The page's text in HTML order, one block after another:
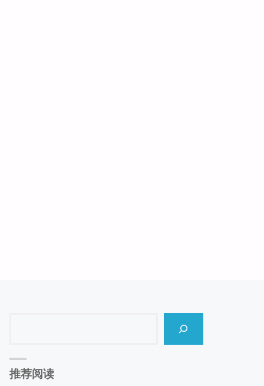
推荐阅读